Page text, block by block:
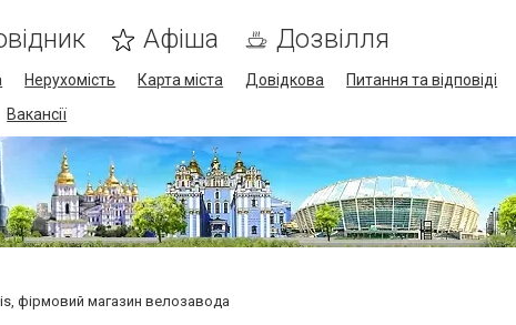
Афіша Дозвілля
Нерухомість Карта міста Довідкова Питання та відповіді
Вакансії
фірмовий магазин велозавода